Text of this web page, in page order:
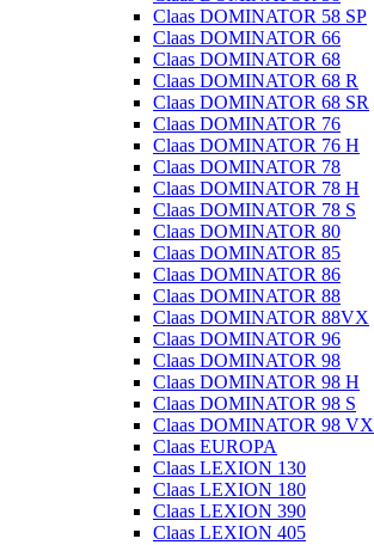
Claas DOMINATOR 58 SP
Claas DOMINATOR 66
Claas DOMINATOR 68
Claas DOMINATOR 68 R
Claas DOMINATOR 68 SR
Claas DOMINATOR 76
Claas DOMINATOR 76 H
Claas DOMINATOR 78
Claas DOMINATOR 78 H
Claas DOMINATOR 78 S
Claas DOMINATOR 80
Claas DOMINATOR 85
Claas DOMINATOR 86
Claas DOMINATOR 88
Claas DOMINATOR 88VX
Claas DOMINATOR 96
Claas DOMINATOR 98
Claas DOMINATOR 98 H
Claas DOMINATOR 98 S
Claas DOMINATOR 98 VX
Claas EUROPA
Claas LEXION 130
Claas LEXION 180
Claas LEXION 390
Claas LEXION 405